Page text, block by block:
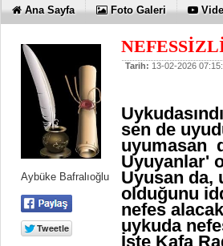
Ana Sayfa Foto Galeri
Aybüke Bafralıoğlu
Tarih: 13-02-2026
sen de
uyumasan
Uyuyanlar'
Uyusan da,
olduğunu
nefes
uykuda
İşte Kafa